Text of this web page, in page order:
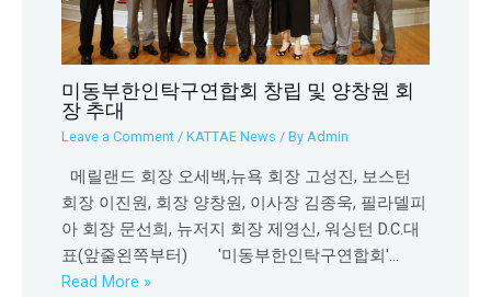
미동부한인탁구연합회 창립 및 양창원 회
장 추대
Leave a Comment /KATTAE News / ByAdmin
메릴랜드 회장 오세백,뉴욕 회장 고성진, 보스턴
회장 이진원, 회장 양창원, 이사장 김종욱, 필라델피
아 회장 문선희, 뉴저지 회장 제영신, 워싱턴 D.C.대
표(앞줄왼쪽부터) '미동부한인탁구연합회'…
Read More »